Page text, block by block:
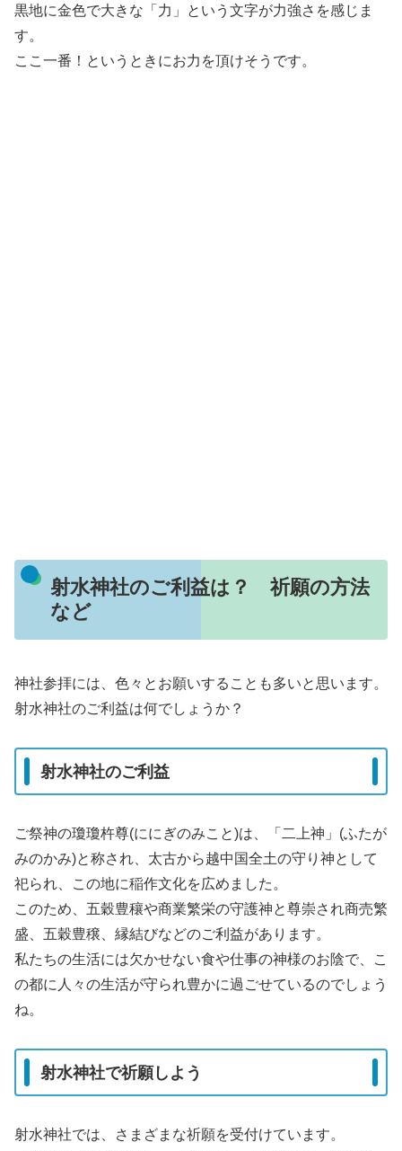
黒地に金色で大きな「力」という文字が力強さを感じま
す。
ここ一番！というときにお力を頂けそうです。
射水神社のご利益は？ 祈願の方法
など
神社参拝には、色々とお願いすることも多いと思います。
射水神社のご利益は何でしょうか？
射水神社のご利益
ご祭神の瓊瓊杵尊(ににぎのみこと)は、「二上神」(ふたが
みのかみ)と称され、太古から越中国全土の守り神として
祀られ、この地に稲作文化を広めました。
このため、五穀豊穰や商業繁栄の守護神と尊崇され商売繁
盛、五穀豊穣、縁結びなどのご利益があります。
私たちの生活には欠かせない食や仕事の神様のお陰で、こ
の都に人々の生活が守られ豊かに過ごせているのでしょう
ね。
射水神社で祈願しよう
射水神社では、さまざまな祈願を受付けています。